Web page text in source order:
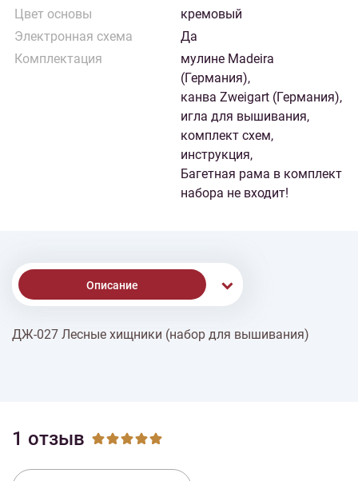
Цвет основы
кремовый
Электронная схема
Да
Комплектация
мулине Madeira
(Германия),
канва Zweigart (Германия),
игла для вышивания,
комплект схем,
инструкция,
Багетная рама в комплект
набора не входит!
Описание
% Скидки
ДЖ-027 Лесные хищники (набор для вышивания)
1 отзыв